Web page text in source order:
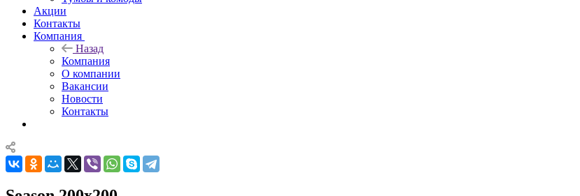
Акции
Контакты
Компания
Назад
Компания
О компании
Вакансии
Новости
Контакты